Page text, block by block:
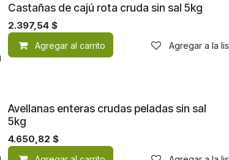
de deseos
Castañas de cajú rota cruda sin sal 5kg
2.397,54 $
Agregar al carrito Agregar a la
Avellanas enteras crudas peladas sin sal
5kg
4.650,82 $